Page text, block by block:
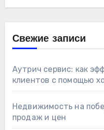
Свежие записи
Аутрич сервис: как
клиентов с помощью
Недвижимость на
продаж и цен